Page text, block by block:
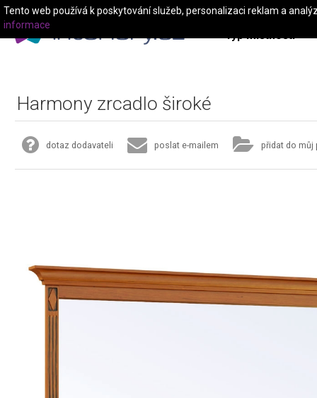
Typ místnosti
Harmony zrcadlo široké
dotaz dodavateli poslat e-mailem přidat do můj
Tento web používá k poskytování služeb, personalizaci reklam a
informace